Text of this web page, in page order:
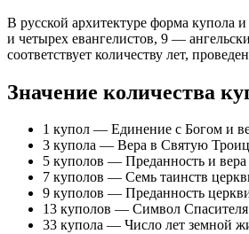
В русской архитектуре форма купола
и четырех евангелистов, 9 —
соответствует количеству лет,
Значение количества
1 купол — Единение с Богом и
3 купола — Вера в Святую
5 куполов — Преданность и вера
7 куполов — Семь таинств
9 куполов — Преданность
13 куполов — Символ Спасителя
33 купола — Число лет земной